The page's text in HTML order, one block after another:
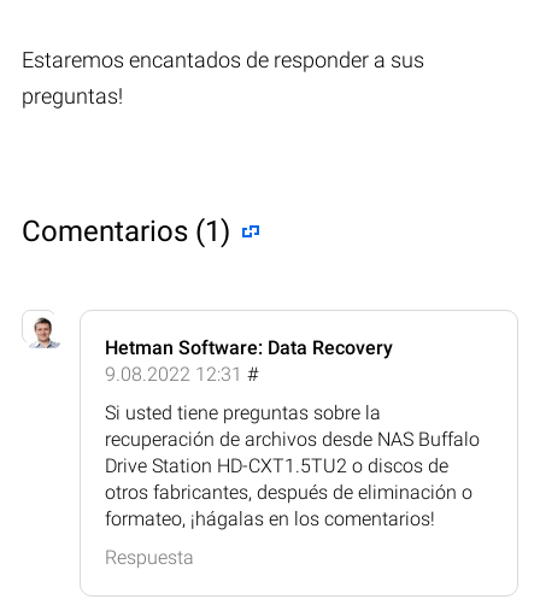
Estaremos encantados de responder a sus
preguntas!
Comentarios (1)
Hetman Software: Data Recovery
9.08.2022 12:31 #
Si usted tiene preguntas sobre la
recuperación de archivos desde NAS Buffalo
Drive Station HD-CXT1.5TU2 o discos de
otros fabricantes, después de eliminación o
formateo, ¡hágalas en los comentarios!
Respuesta